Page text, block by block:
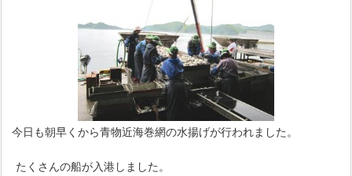
今日も朝早くから青物近海巻網の水揚げが行われました。
たくさんの船が入港しました。